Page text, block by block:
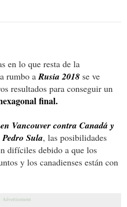
en lo que resta de la
rumbo a Rusia 2018 se ve
resultados para conseguir un
final.
Vancouver contra Canadá y
Sula, las posibilidades
difíciles debido a que los
y los canadienses están con